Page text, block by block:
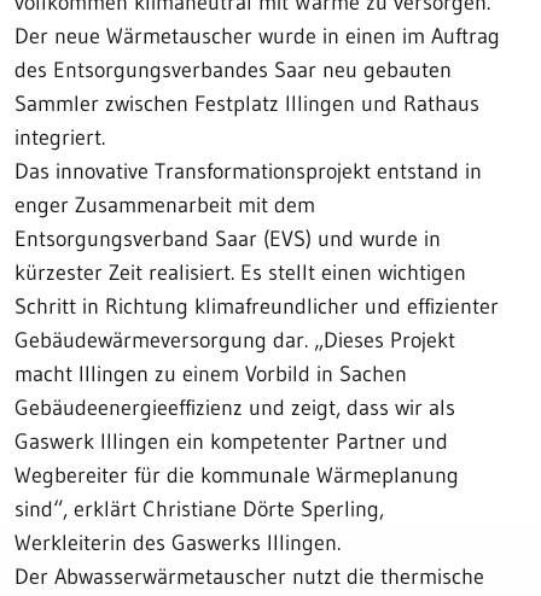
Der neue Wärmetauscher wurde in einen im Auftrag
des Entsorgungsverbandes Saar neu gebauten
Sammler zwischen Festplatz Illingen und Rathaus
integriert.
Das innovative Transformationsprojekt entstand in
enger Zusammenarbeit mit dem
Entsorgungsverband Saar (EVS) und wurde in
kürzester Zeit realisiert. Es stellt einen wichtigen
Schritt in Richtung klimafreundlicher und effizienter
Gebäudewärmeversorgung dar. „Dieses Projekt
macht Illingen zu einem Vorbild in Sachen
Gebäudeenergieeffizienz und zeigt, dass wir als
Gaswerk Illingen ein kompetenter Partner und
Wegbereiter für die kommunale Wärmeplanung
sind“, erklärt Christiane Dörte Sperling,
Werkleiterin des Gaswerks Illingen.
Der Abwasserwärmetauscher nutzt die thermische